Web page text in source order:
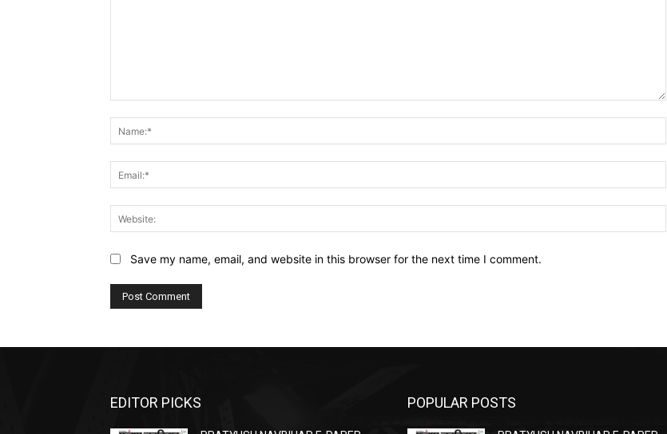
Save my name, email, and website in this browser for the next time I comment.
EDITOR PICKS POPULAR POSTS